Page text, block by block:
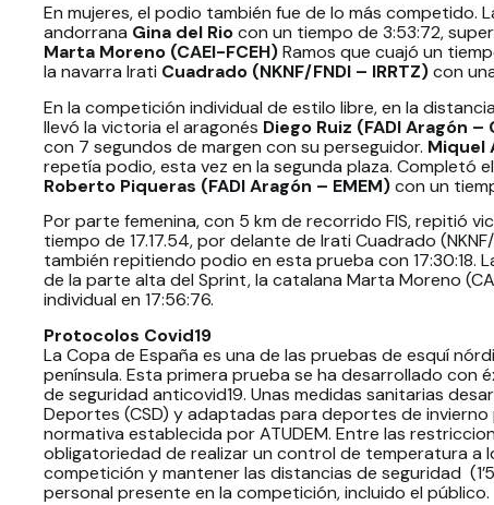
En mujeres, el podio también fue de lo más competido.
andorrana Gina del Riocon un tiempo de 3:53:72,
Marta Moreno (CAEI-FCEH)Ramos que cuajó un
la navarra Irati Cuadrado (NKNF/FNDI – IRRTZ)con
En la competición individual de estilo libre, en la
llevó la victoria el aragonés Diego Ruiz (FADI Aragón –
con 7 segundos de margen con su perseguidor. Miquel
repetía podio, esta vez en la segunda plaza. Completó
Roberto Piqueras (FADI Aragón – EMEM)con un
Por parte femenina, con 5 km de recorrido FIS, repitió
tiempo de 17.17.54, por delante de Irati Cuadrado
también repitiendo podio en esta prueba con
de la parte alta del Sprint, la catalana Marta Moreno
individual en 17:56:76.
Protocolos Covid19
La Copa de España es una de las pruebas de esquí
península. Esta primera prueba se ha desarrollado
de seguridad anticovid19. Unas medidas sanitarias
Deportes (CSD) y adaptadas para deportes de
normativa establecida por ATUDEM. Entre las
obligatoriedad de realizar un control de temperatura a
competición y mantener las distancias de seguridad
personal presente en la competición, incluido el público.